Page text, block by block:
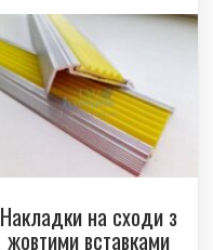
Накладки на сходи з
жовтими вставками